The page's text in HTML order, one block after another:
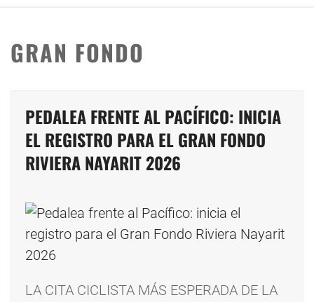
GRAN FONDO
PEDALEA FRENTE AL PACÍFICO: INICIA
EL REGISTRO PARA EL GRAN FONDO
RIVIERA NAYARIT 2026
LA CITA CICLISTA MÁS ESPERADA DE LA